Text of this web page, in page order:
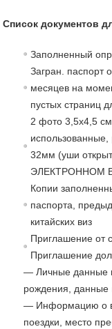
Список документов
Заполненный
Загран. паспорт
месяцев на
пустых страниц
2 фото 3,5х4,5
32мм (уши
ЭЛЕКТРОННОМ
Копии
паспорта,
китайских виз
Приглашение от
Приглашение
— Личные данные
рождения, данные
— Информацию о
поездки, место